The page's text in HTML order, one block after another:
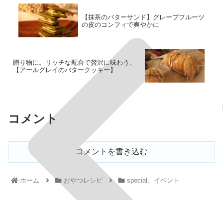
【抹茶のバターサンド】グレープフルーツ
の皮のコンフィで爽やかに
贈り物に。リッチな配合で贅沢に味わう、
【アールグレイのバタークッキー】
コメント
コメントを書き込む
ホーム おやつレシピ special、イベント